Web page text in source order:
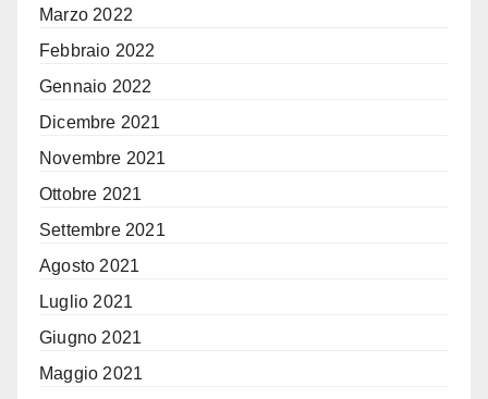
Marzo 2022
Febbraio 2022
Gennaio 2022
Dicembre 2021
Novembre 2021
Ottobre 2021
Settembre 2021
Agosto 2021
Luglio 2021
Giugno 2021
Maggio 2021